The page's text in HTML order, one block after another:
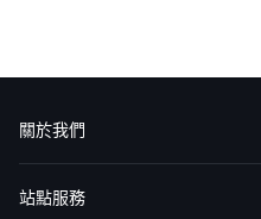
關於我們
認識華盛
媒體報導
意見反饋
站點服務